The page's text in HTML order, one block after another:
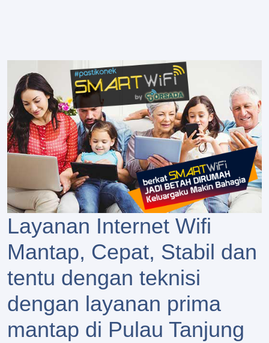
Layanan Internet Wifi
Mantap, Cepat, Stabil dan
tentu dengan teknisi
dengan layanan prima
mantap di Pulau Tanjung